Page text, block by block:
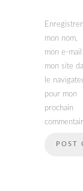
Enregistrer
mon nom,
mon e-
mon site
le
pour mon
prochain